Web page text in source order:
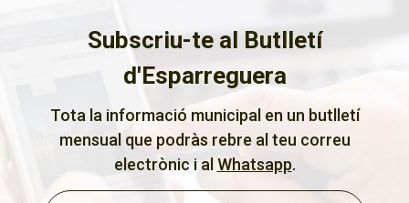
Subscriu-te al Butlletí
d'Esparreguera
Tota la informació municipal en un butlletí
mensual que podràs rebre al teu correu
electrònic i alWhatsapp.